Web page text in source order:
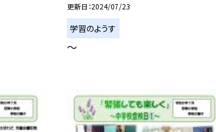
更新日 2024/07/23
学習のようす
〜